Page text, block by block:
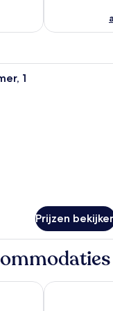
1
Prijzen
Staybridge